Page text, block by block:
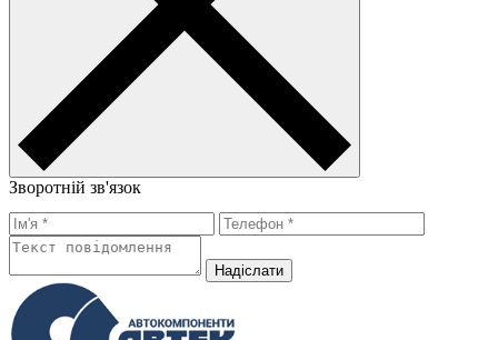
Зворотній зв'язок
Надiслати